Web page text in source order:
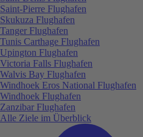
Saint-Pierre Flughafen
Skukuza Flughafen
Tanger Flughafen
Tunis Carthage Flughafen
Upington Flughafen
Victoria Falls Flughafen
Walvis Bay Flughafen
Windhoek Eros National Flughafen
Windhoek Flughafen
Zanzibar Flughafen
Alle Ziele im Überblick